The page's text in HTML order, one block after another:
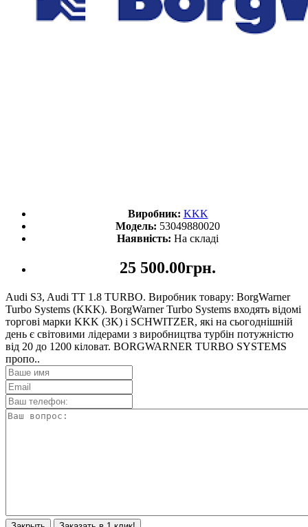
Виробник: KKK
Модель: 53049880020
Наявність: На складі
25 500.00грн.
Audi S3, Audi TT 1.8 TURBO. Виробник товару: BorgWarner
Turbo Systems (KKK). BorgWarner Turbo Systems входять відомі
торгові марки KKK (3K) і SCHWITZER, які на сьогоднішній
день є світовими лідерами з виробництва турбін потужністю
від 20 до 1200 кіловат. BORGWARNER TURBO SYSTEMS
пропо..